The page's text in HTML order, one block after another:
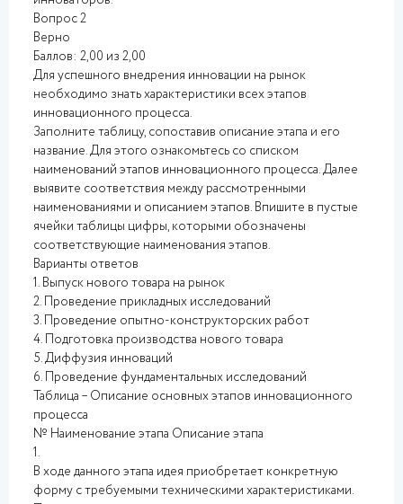
Вопрос 2
Верно
Баллов: 2,00 из 2,00
Для успешного внедрения инновации на рынок
необходимо знать характеристики всех этапов
инновационного процесса.
Заполните таблицу, сопоставив описание этапа и его
название. Для этого ознакомьтесь со списком
наименований этапов инновационного процесса. Далее
выявите соответствия между рассмотренными
наименованиями и описанием этапов. Впишите в пустые
ячейки таблицы цифры, которыми обозначены
соответствующие наименования этапов.
Варианты ответов
1. Выпуск нового товара на рынок
2. Проведение прикладных исследований
3. Проведение опытно-конструкторских работ
4. Подготовка производства нового товара
5. Диффузия инноваций
6. Проведение фундаментальных исследований
Таблица – Описание основных этапов инновационного
процесса
№ Наименование этапа Описание этапа
1.
В ходе данного этапа идея приобретает конкретную
форму с требуемыми техническими характеристиками.